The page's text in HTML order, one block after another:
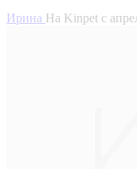
Ирина На Kinpet c